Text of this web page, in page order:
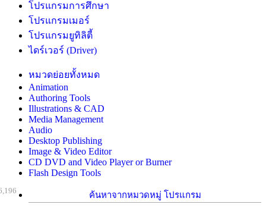
โปรแกรมการศึกษา
โปรแกรมเมอร์
โปรแกรมยูทิลิตี้
ไดร์เวอร์ (Driver)
หมวดย่อยทั้งหมด
Animation
Authoring Tools
Illustrations & CAD
Media Management
Audio
Desktop Publishing
Image & Video Editor
CD DVD and Video Player or Burner
Flash Design Tools
ค้นหาจากหมวดหมู่ โปรแกรม